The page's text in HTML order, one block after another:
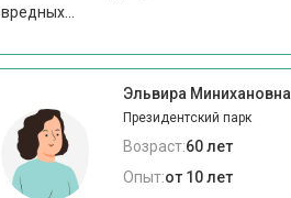
вредных...
Эльвира Минихановна
Президентский парк
Возраст:60 лет
Опыт:от 10 лет